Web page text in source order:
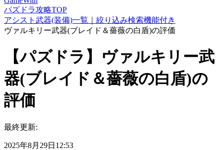
パズドラ攻略TOP
アシスト武器(装備)一覧｜絞り込み検索機能付き
ヴァルキリー武器(ブレイド＆薔薇の白盾)の評価
【パズドラ】ヴァルキリー武
器(ブレイド＆薔薇の白盾)の
評価
最終更新:
2025年8月29日12:53